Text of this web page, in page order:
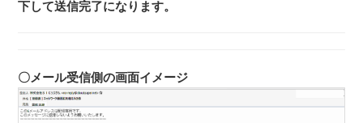
下して送信完了になります。
〇メール受信側の画面イメージ